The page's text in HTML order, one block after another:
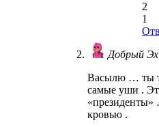
2
1
Добрый Эх
Васылю … ты
самые уши .
«президенты»
кровью .